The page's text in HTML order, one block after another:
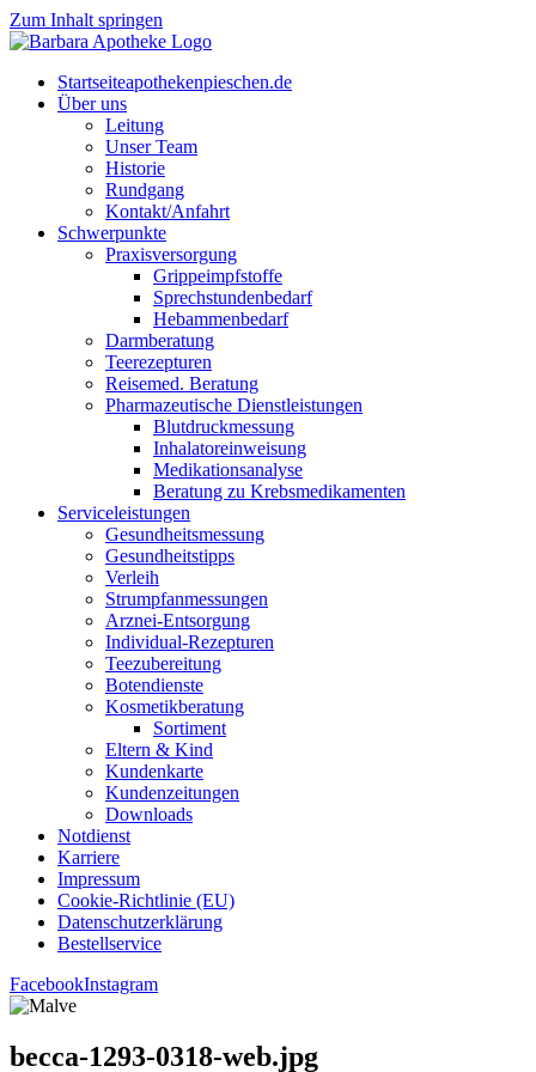
Zum Inhalt springen
Start­sei­teapothekenpieschen.de
Über uns
Lei­tung
Unser Team
His­to­rie
Rund­gang
Kontakt/Anfahrt
Schwer­punk­te
Pra­xis­ver­sor­gung
Grip­pe­impf­stof­fe
Sprech­stun­den­be­darf
Heb­am­men­be­darf
Darm­be­ra­tung
Tee­re­zep­tu­ren
Rei­se­med. Beratung
Phar­ma­zeu­ti­sche Dienstleistungen
Blut­druck­mes­sung
Inha­la­tor­ein­wei­sung
Medi­ka­ti­ons­ana­ly­se
Bera­tung zu Krebsmedikamenten
Ser­vice­leis­tun­gen
Gesund­heits­mes­sung
Gesund­heits­tipps
Ver­leih
Strumpfan­mes­sun­gen
Arz­n­ei-Ent­­sor­­gung
Indi­­vi­­du­al-Rezep­­tu­­ren
Tee­zu­be­rei­tung
Boten­diens­te
Kos­me­tik­be­ra­tung
Sor­ti­ment
Eltern & Kind
Kun­den­kar­te
Kun­den­zei­tun­gen
Down­loads
Not­dienst
Kar­rie­re
Impres­sum
Coo­kie-Rich­t­­li­­nie (EU)
Datenschutz­erklärung
Bestell­ser­vice
FacebookInstagram
becca-1293-0318-web.jpg